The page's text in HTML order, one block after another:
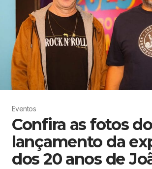
Eventos
Confira as fotos do
lançamento da
dos 20 anos de